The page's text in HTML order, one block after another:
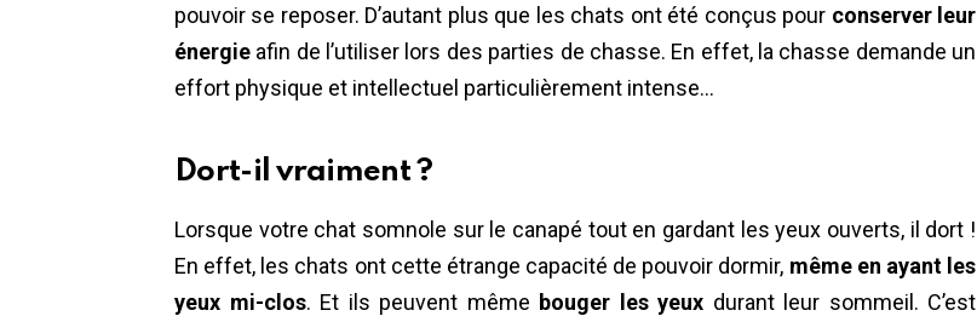
pouvoir se reposer. D’autant plus que les chats ont été conçus pour conserver leur
énergie afin de l’utiliser lors des parties de chasse. En effet, la chasse demande un
effort physique et intellectuel particulièrement intense…
Dort-il vraiment ?
Lorsque votre chat somnole sur le canapé tout en gardant les yeux ouverts, il dort !
En effet, les chats ont cette étrange capacité de pouvoir dormir, même en ayant les
yeux mi-clos. Et ils peuvent même bouger les yeux durant leur sommeil. C’est